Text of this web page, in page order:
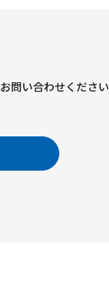
お問い合わせくださ